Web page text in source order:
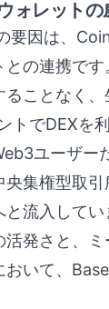
ォレットの
要因は、
の連携で
ことなく
でDEXを利
ユーザー
集権型取
流入して
発さと、ミ
いて、